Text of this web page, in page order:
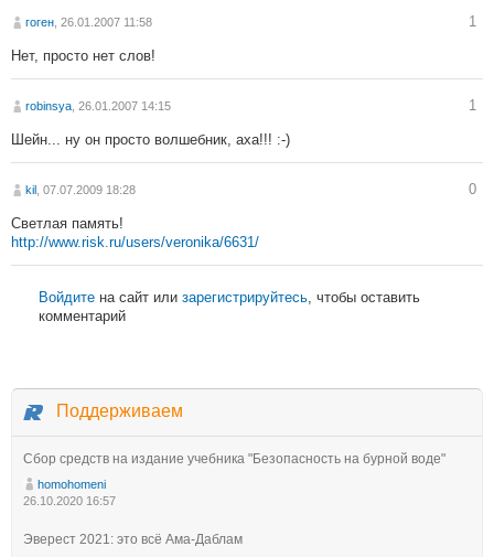
гоген , 26.01.2007 11:58 1
Нет, просто нет слов!
robinsya , 26.01.2007 14:15 1
Шейн... ну он просто волшебник, аха!!! :-)
kil , 07.07.2009 18:28 0
Светлая память!
http://www.risk.ru/users/veronika/6631/
Войдите на сайт или зарегистрируйтесь, чтобы оставить
комментарий
Поддерживаем
Сбор средств на издание учебника "Безопасность на бурной воде"
homohomeni
26.10.2020 16:57
Эверест 2021: это всё Ама-Даблам